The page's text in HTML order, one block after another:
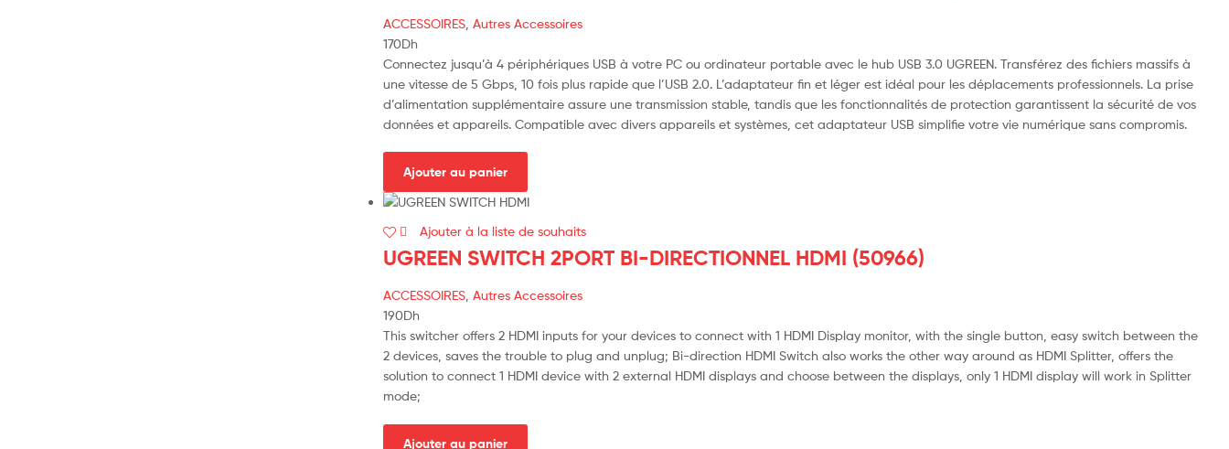
ACCESSOIRES Autres Accessoires
170Dh
Connectez jusqu’à 4 périphériques USB à votre PC ou ordinateur portable avec le hub USB 3.0 UGREEN. Transférez des fichiers massifs à
une vitesse de 5 Gbps, 10 fois plus rapide que l’USB 2.0. L’adaptateur fin et léger est idéal pour les déplacements professionnels. La prise
d’alimentation supplémentaire assure une transmission stable, tandis que les fonctionnalités de protection garantissent la sécurité de vos
données et appareils. Compatible avec divers appareils et systèmes, cet adaptateur USB simplifie votre vie numérique sans compromis.
Ajouter au panier
Ajouter à la liste de souhaits
UGREEN SWITCH 2PORT BI-DIRECTIONNEL HDMI (50966)
ACCESSOIRES Autres Accessoires
190Dh
This switcher offers 2 HDMI inputs for your devices to connect with 1 HDMI Display monitor, with the single button, easy switch between the
2 devices, saves the trouble to plug and unplug; Bi-direction HDMI Switch also works the other way around as HDMI Splitter, offers the
solution to connect 1 HDMI device with 2 external HDMI displays and choose between the displays, only 1 HDMI display will work in Splitter
mode;
Ajouter au panier